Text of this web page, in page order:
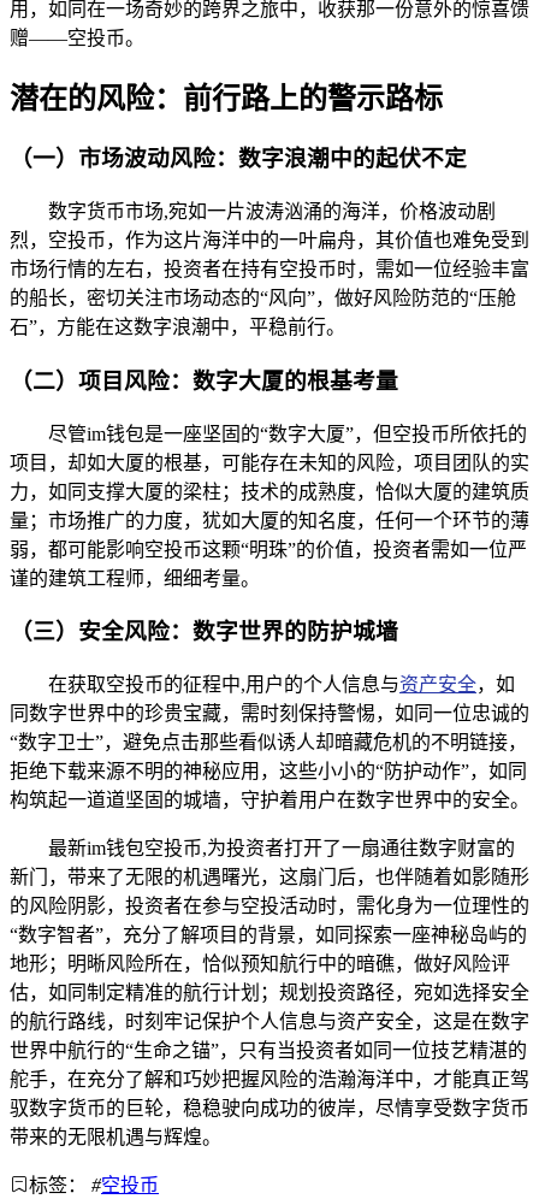
用，如同在一场奇妙的跨界之旅中，收获那一份意外的惊喜馈
赠——空投币。
潜在的风险：前行路上的警示路标
（一）市场波动风险：数字浪潮中的起伏不定
数字货币市场,宛如一片波涛汹涌的海洋，价格波动剧
烈，空投币，作为这片海洋中的一叶扁舟，其价值也难免受到
市场行情的左右，投资者在持有空投币时，需如一位经验丰富
的船长，密切关注市场动态的“风向”，做好风险防范的“压舱
石”，方能在这数字浪潮中，平稳前行。
（二）项目风险：数字大厦的根基考量
尽管im钱包是一座坚固的“数字大厦”，但空投币所依托的
项目，却如大厦的根基，可能存在未知的风险，项目团队的实
力，如同支撑大厦的梁柱；技术的成熟度，恰似大厦的建筑质
量；市场推广的力度，犹如大厦的知名度，任何一个环节的薄
弱，都可能影响空投币这颗“明珠”的价值，投资者需如一位严
谨的建筑工程师，细细考量。
（三）安全风险：数字世界的防护城墙
在获取空投币的征程中,用户的个人信息与资产安全，如
同数字世界中的珍贵宝藏，需时刻保持警惕，如同一位忠诚的
“数字卫士”，避免点击那些看似诱人却暗藏危机的不明链接，
拒绝下载来源不明的神秘应用，这些小小的“防护动作”，如同
构筑起一道道坚固的城墙，守护着用户在数字世界中的安全。
最新im钱包空投币,为投资者打开了一扇通往数字财富的
新门，带来了无限的机遇曙光，这扇门后，也伴随着如影随形
的风险阴影，投资者在参与空投活动时，需化身为一位理性的
“数字智者”，充分了解项目的背景，如同探索一座神秘岛屿的
地形；明晰风险所在，恰似预知航行中的暗礁，做好风险评
估，如同制定精准的航行计划；规划投资路径，宛如选择安全
的航行路线，时刻牢记保护个人信息与资产安全，这是在数字
世界中航行的“生命之锚”，只有当投资者如同一位技艺精湛的
舵手，在充分了解和巧妙把握风险的浩瀚海洋中，才能真正驾
驭数字货币的巨轮，稳稳驶向成功的彼岸，尽情享受数字货币
带来的无限机遇与辉煌。
标签： #空投币